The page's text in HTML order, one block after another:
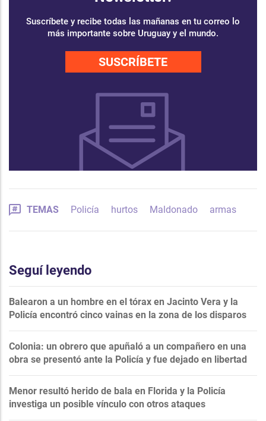
Suscríbete y recibe todas las mañanas en tu correo lo
más importante sobre Uruguay y el mundo.
SUSCRÍBETE
TEMAS Policía hurtos Maldonado armas
Seguí leyendo
Balearon a un hombre en el tórax en Jacinto Vera y la
Policía encontró cinco vainas en la zona de los disparos
Colonia: un obrero que apuñaló a un compañero en una
obra se presentó ante la Policía y fue dejado en libertad
Menor resultó herido de bala en Florida y la Policía
investiga un posible vínculo con otros ataques